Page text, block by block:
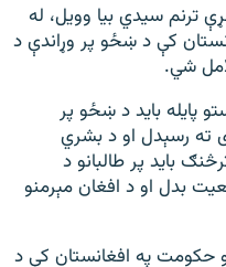
سیدي بیا وویل، له
کې د ښځو پر وړاندې د
شي.
پایله باید د ښځو پر
ته رسېدل او د بشري
باید پر طالبانو د
بدل او د افغان مېرمنو
حکومت په افغانستان کې د